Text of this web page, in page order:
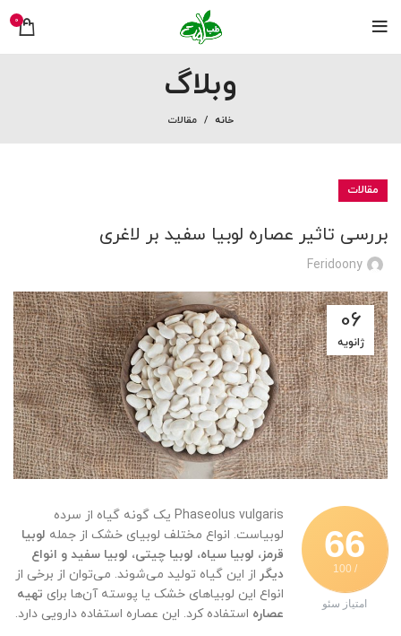
0
وبلاگ
خانه مقالات
مقالات
بررسی تاثیر عصاره لوبیا سفید بر لاغری
Feridoony
06
ژانویه
66
/ 100
امتیاز سئو
Phaseolus vulgaris یک گونه گیاه از سرده
لوبیاست. انواع مختلف لوبیای خشک از جمله لوبیا
قرمز، لوبیا سیاه، لوبیا چیتی، لوبیا سفید و انواع
دیگر از این گیاه تولید می‌شوند. می‌توان از برخی از
انواع این لوبیاهای خشک یا پوسته آن‌ها برای تهیه
عصاره استفاده کرد. این عصاره استفاده دارویی دارد.